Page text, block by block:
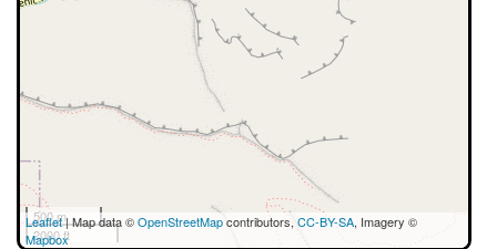
500 m
2000 ft
Leaflet| Map data ©OpenStreetMapcontributors, CC-BY-SA, Imagery ©
Mapbox